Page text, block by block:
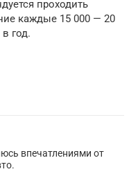
проходить
каждые 15 000 — 20
год.
впечатлениями от